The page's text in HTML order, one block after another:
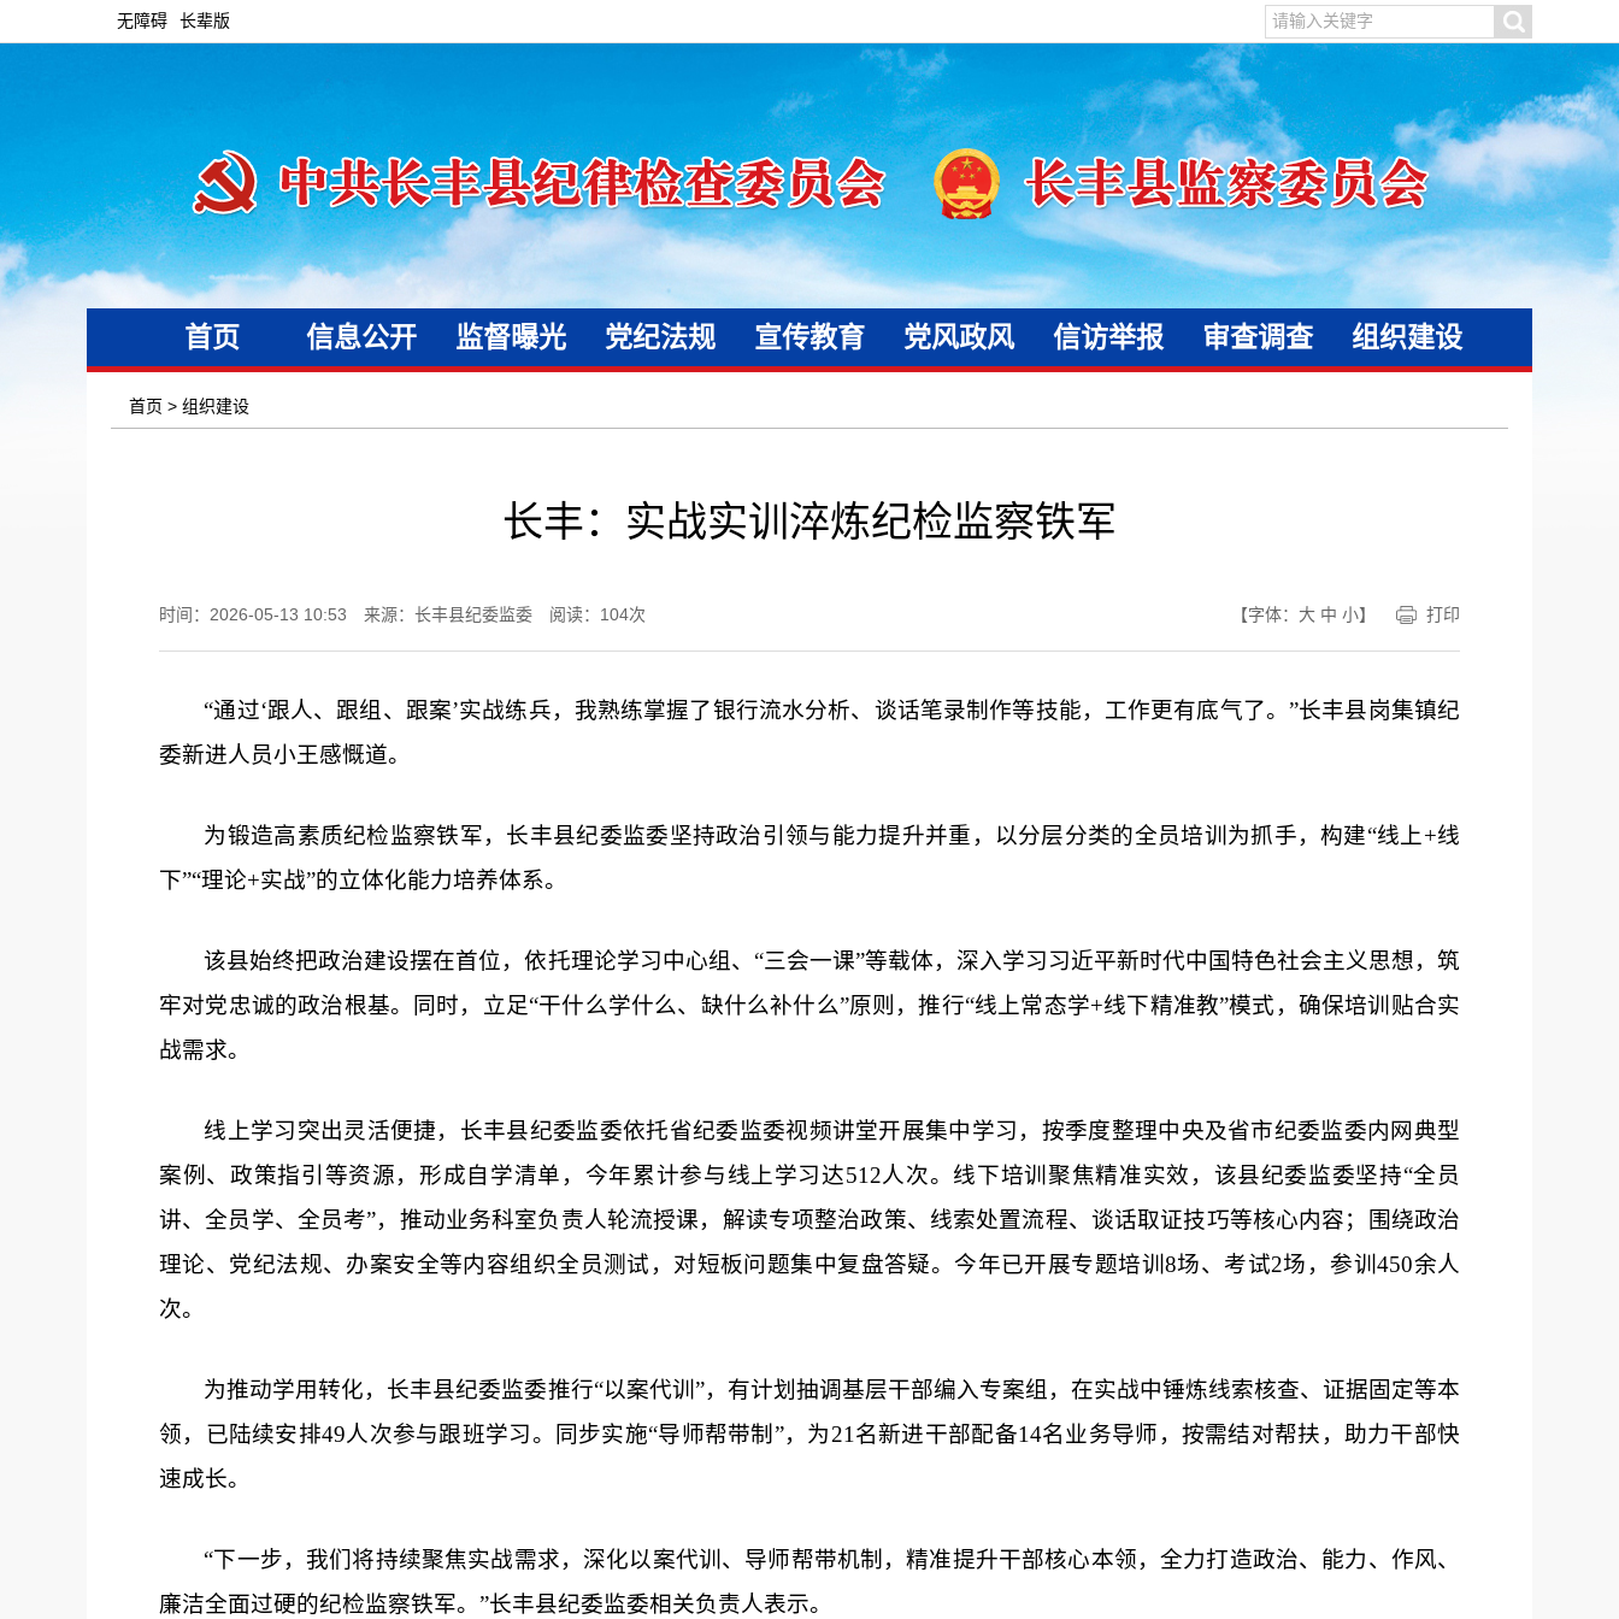
无障碍 长辈版
首页 信息公开 监督曝光 党纪法规 宣传教育 党风政风 信访举报 审查调查 组织建设
首页 > 组织建设
长丰：实战实训淬炼纪检监察铁军
时间：2026-05-13 10:53 来源：长丰县纪委监委 阅读： 104次 【字体： 大 中 小】 打印
“通过‘跟人、跟组、跟案’实战练兵，我熟练掌握了银行流水分析、谈话笔录制作等技能，工作更有底气了。”长丰县岗集镇纪
委新进人员小王感慨道。
为锻造高素质纪检监察铁军，长丰县纪委监委坚持政治引领与能力提升并重，以分层分类的全员培训为抓手，构建“线上+线
下”“理论+实战”的立体化能力培养体系。
该县始终把政治建设摆在首位，依托理论学习中心组、“三会一课”等载体，深入学习习近平新时代中国特色社会主义思想，筑
牢对党忠诚的政治根基。同时，立足“干什么学什么、缺什么补什么”原则，推行“线上常态学+线下精准教”模式，确保培训贴合实
战需求。
线上学习突出灵活便捷，长丰县纪委监委依托省纪委监委视频讲堂开展集中学习，按季度整理中央及省市纪委监委内网典型
案例、政策指引等资源，形成自学清单，今年累计参与线上学习达512人次。线下培训聚焦精准实效，该县纪委监委坚持“全员
讲、全员学、全员考”，推动业务科室负责人轮流授课，解读专项整治政策、线索处置流程、谈话取证技巧等核心内容；围绕政治
理论、党纪法规、办案安全等内容组织全员测试，对短板问题集中复盘答疑。今年已开展专题培训8场、考试2场，参训450余人
次。
为推动学用转化，长丰县纪委监委推行“以案代训”，有计划抽调基层干部编入专案组，在实战中锤炼线索核查、证据固定等本
领，已陆续安排49人次参与跟班学习。同步实施“导师帮带制”，为21名新进干部配备14名业务导师，按需结对帮扶，助力干部快
速成长。
“下一步，我们将持续聚焦实战需求，深化以案代训、导师帮带机制，精准提升干部核心本领，全力打造政治、能力、作风、
廉洁全面过硬的纪检监察铁军。”长丰县纪委监委相关负责人表示。